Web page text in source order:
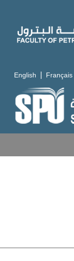
English | Français